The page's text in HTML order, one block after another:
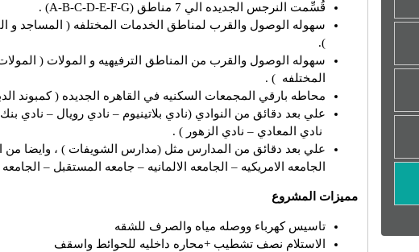
قُسِّمت النرجس الجديده الي 7 مناطق (A-B-C-D-E-F-G) .
سهوله الوصول والقرب لمناطق الخدمات المختلفه ( المساجد و
).
سهوله الوصول والقرب من المناطق الترفيهيه و المولات (
المختلفه ) .
محاطه بارقي المجمعات السكنيه في القاهره الجديده ( كمبوند
علي بعد دقائق من النوادي (نادي بلاتينيوم – نادي رويال – نادي
نادي المعادي – نادي الزهور ) .
علي بعد دقائق من المدارس مثل (مدارس الشويفات ) ، وايضا من
الجامعه الامريكيه – الجامعه الالمانيه – جامعه المستقبل –
مميزات المشروع
تاسيس كهرباء ووصله مياه والصرف للشقه
الاستلام نصف تشطيب +محاره داخليه للحوائط واسقف